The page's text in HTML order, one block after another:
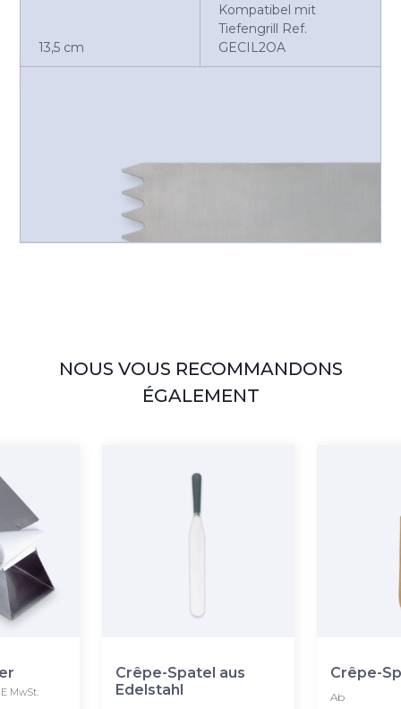
13,5 cm
Kompatibel mit
Tiefengrill Ref.
GECIL2OA
NOUS VOUS RECOMMANDONS
ÉGALEMENT
MwSt.
Crêpe-Spatel aus
Edelstahl
Crêpe-
Ab